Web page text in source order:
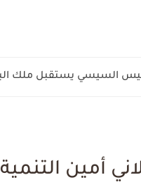
أمين التنمية